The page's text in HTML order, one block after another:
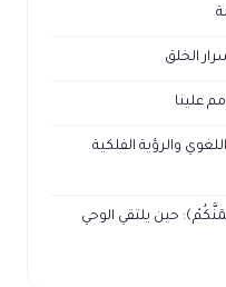
الخلق
علينا
والرؤية الفلكية
حين يلتقي الوحي